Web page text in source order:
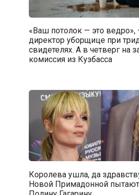
«Ваш потолок — это ведро»,
директор уборщице при
свидетелях. А в четверг на
комиссия из Кузбасса
Королева ушла, да
Новой Примадонной